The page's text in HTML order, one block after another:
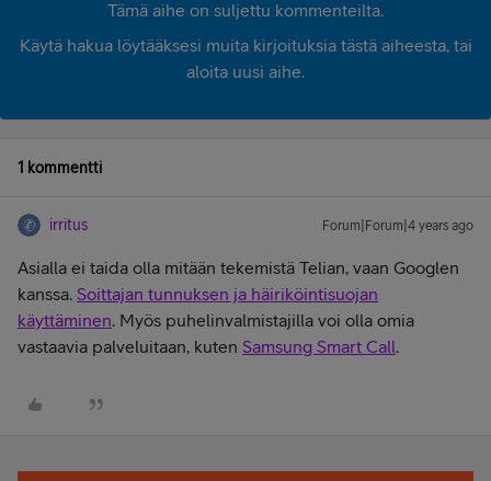
Tämä aihe on suljettu kommenteilta.
Käytä hakua löytääksesi muita kirjoituksia tästä aiheesta, tai
aloita uusi aihe.
1 kommentti
irritus Forum|Forum|4 years ago
Asialla ei taida olla mitään tekemistä Telian, vaan Googlen
kanssa. Soittajan tunnuksen ja häiriköintisuojan
käyttäminen. Myös puhelinvalmistajilla voi olla omia
vastaavia palveluitaan, kuten Samsung Smart Call.